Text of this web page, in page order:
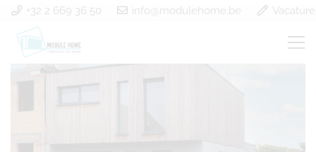
+32 2 669 36 50 info@modulehome.be